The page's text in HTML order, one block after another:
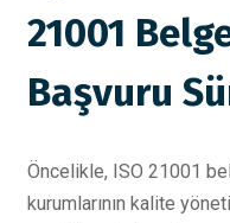
21001
Başvuru
Öncelikle, ISO 21001
kurumlarının kalite